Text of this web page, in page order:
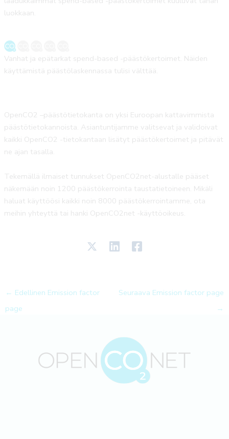
luokkaan.
Vanhat ja epätarkat spend-based -päästökertoimet. Näiden
käyttämistä päästölaskennassa tulisi välttää.
OpenCO2 –päästötietokanta on yksi Euroopan kattavimmista
päästötietokannoista. Asiantuntijamme valitsevat ja validoivat
kaikki OpenCO2 -tietokantaan lisätyt päästökertoimet ja pitävät
ne ajan tasalla.
Tekemällä ilmaiset tunnukset OpenCO2net-alustalle pääset
näkemään noin 1200 päästökerrointa taustatietoineen. Mikäli
haluat käyttöösi kaikki noin 8000 päästökerrointamme, ota
meihin yhteyttä tai hanki OpenCO2net -käyttöoikeus.
← Edellinen Emission factor
page
Seuraava Emission factor page
→